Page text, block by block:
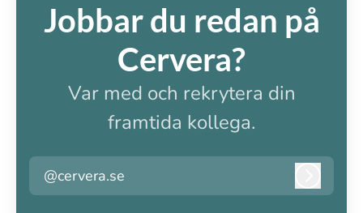
Jobbar du redan på
Cervera?
Var med och rekrytera din
framtida kollega.
@cervera.se